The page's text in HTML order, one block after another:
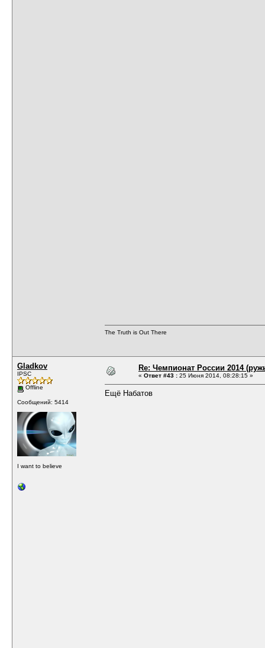
The Truth is Out There
Gladkov
IPSC
Offline
Сообщений: 5414
I want to believe
Re: Чемпионат России 2014
« Ответ #43 : 25 Июня 2014, 08:28:15 »
Ещё Набатов